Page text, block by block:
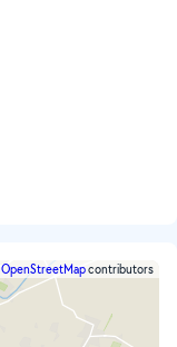
OpenStreetMapcontributors